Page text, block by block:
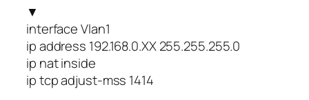
▼
interface Vlan1
ip address 192.168.0.XX 255.255.255.0
ip nat inside
ip tcp adjust-mss 1414